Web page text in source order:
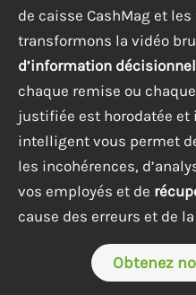
de caisse CashMag et
transformons la vidéo
d’information
chaque remise ou
justifiée est horodatée et
intelligent vous permet
les incohérences,
vos employés et de
cause des erreurs et de
Obtenez